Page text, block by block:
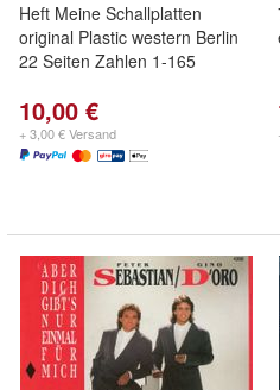
Heft Meine Schallplatten
original Plastic western Berlin
22 Seiten Zahlen 1-165
10,00 €
+ 3,00 € Versand